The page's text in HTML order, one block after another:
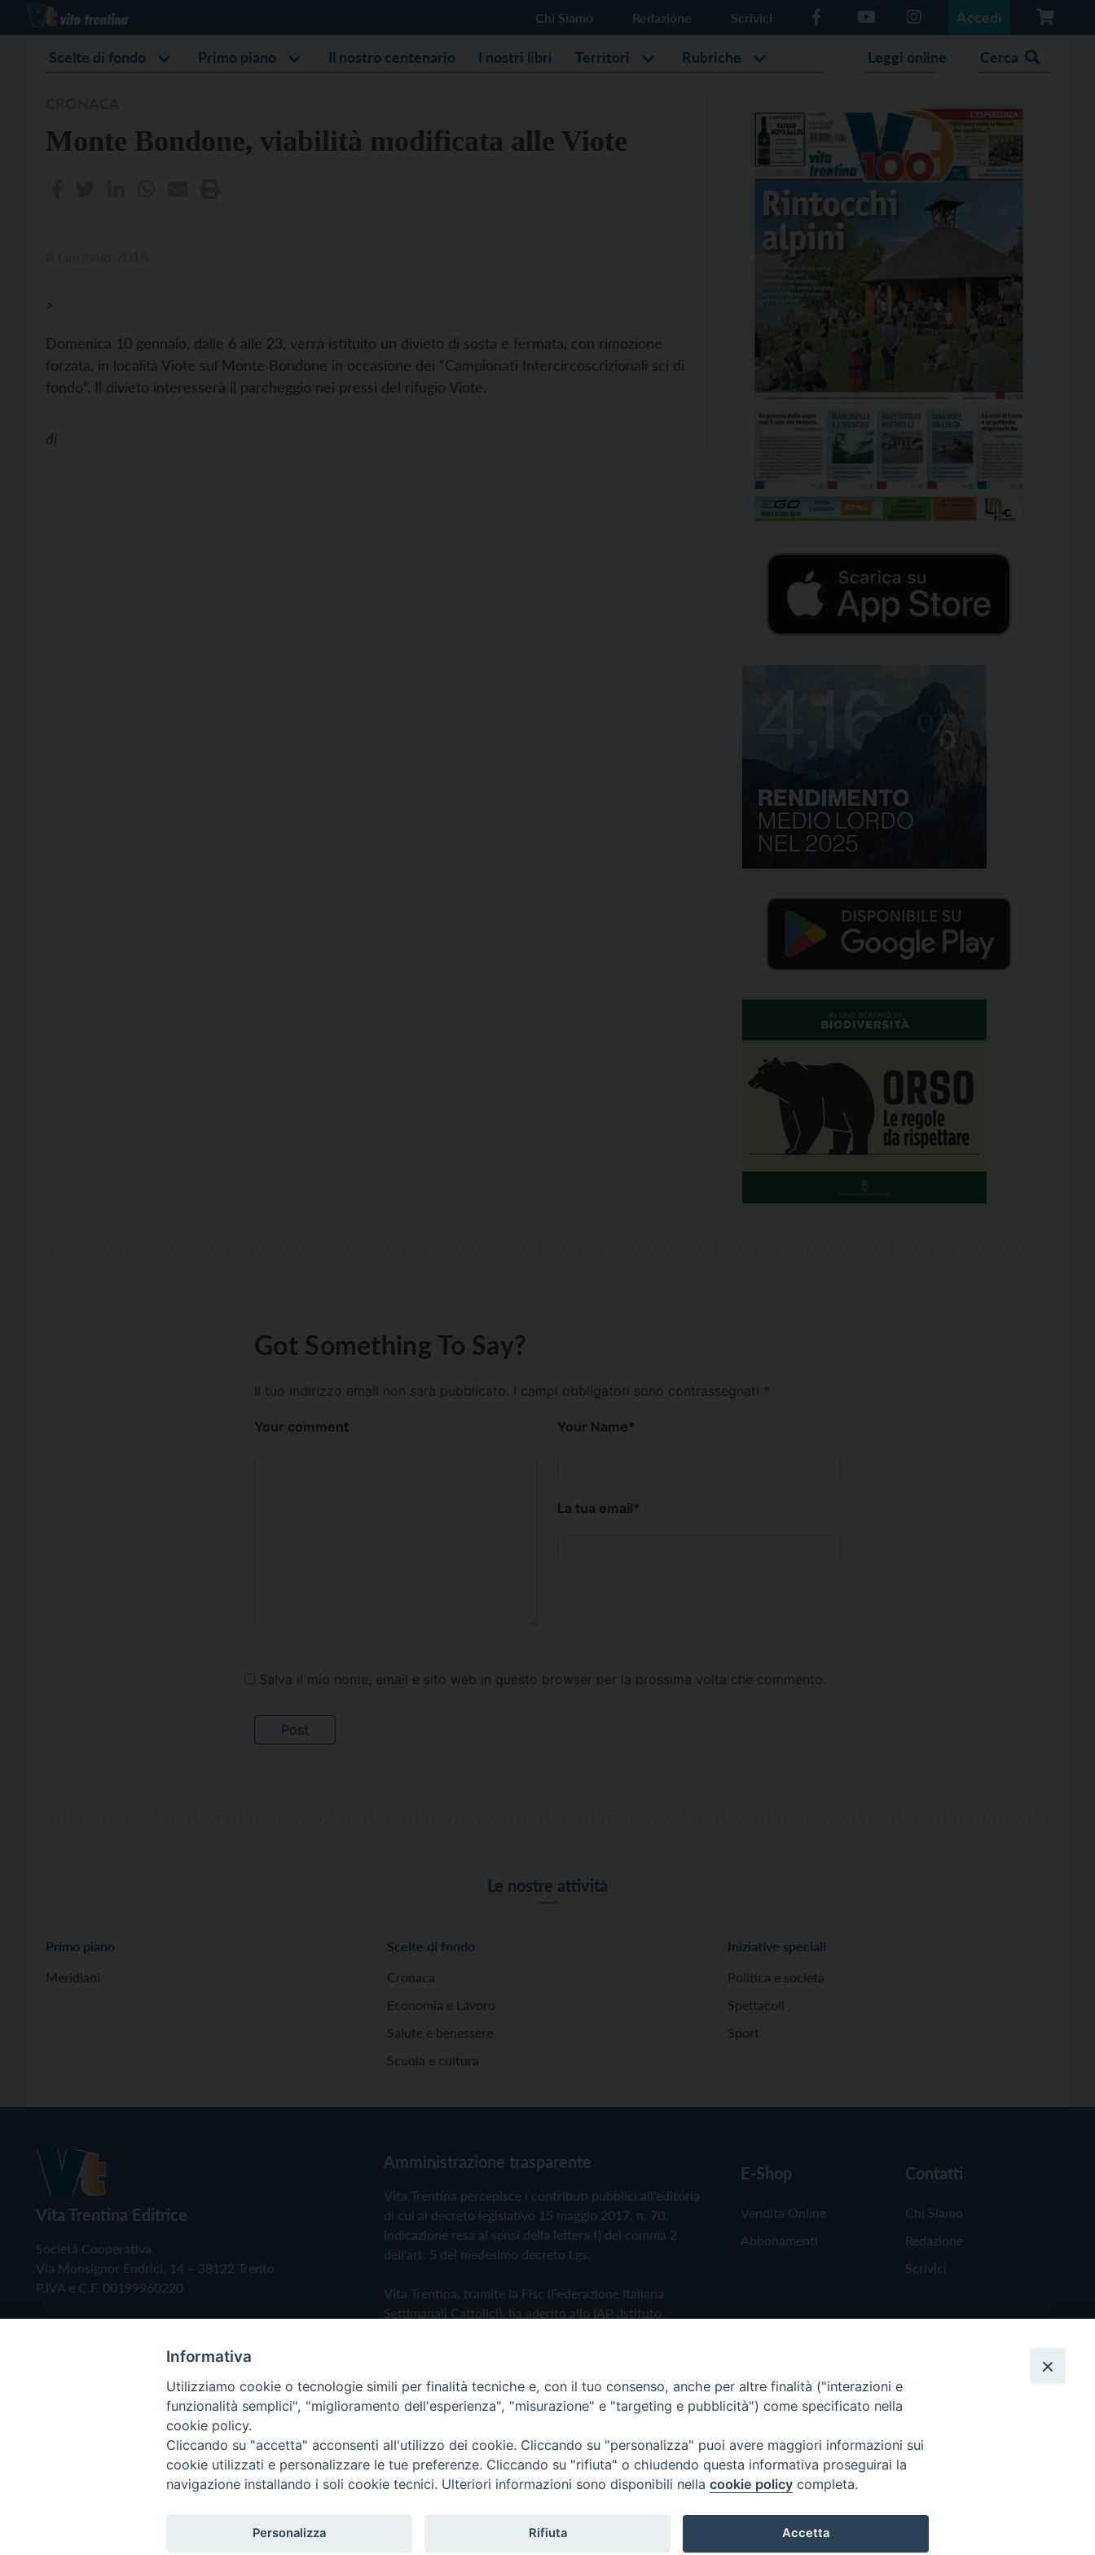
Chi Siamo Redazione Scrivici Accedi
Scelte di fondo Primo piano Il nostro centenario I nostri libri Territori Rubriche Leggi online Cerca
Monte Bondone, viabilità modificata alle Viote
>
Domenica 10 gennaio, dalle 6 alle 23, verrà istituito un divieto di sosta e fermata, con rimozione
forzata, in località Viote sul Monte Bondone in occasione dei “Campionati Intercircoscrizionali sci di
fondo”. Il divieto interesserà il parcheggio nei pressi del rifugio Viote.
di
Got Something To Say?
Il tuo indirizzo email non sarà pubblicato. I campi obbligatori sono contrassegnati *
Your comment Your Name*
La tua email*
Salva il mio nome, email e sito web in questo browser per la prossima volta che commento.
Le nostre attività
Primo piano
Meridiani
Scelte di fondo
Cronaca
Economia e Lavoro
Salute e benessere
Scuola e cultura
Iniziative speciali
Politica e società
Spettacoli
Sport
Vita Trentina Editrice
Società Cooperativa
Via Monsignor Endrici, 14 – 38122 Trento
P.IVA e C.F. 00199960220
Amministrazione trasparente
Vita Trentina percepisce i contributi pubblici all'editoria
di cui al decreto legislativo 15 maggio 2017, n. 70.
Indicazione resa ai sensi della lettera f) del comma 2
dell'art. 5 del medesimo decreto Lgs.
Vita Trentina, tramite la Fisc (Federazione Italiana
Settimanali Cattolici), ha aderito allo IAP (Istituto
Privacy Policy Cookie Policy
E-Shop
Vendita Online
Abbonamenti
Contatti
Chi Siamo
Redazione
Scrivici
Copyright © 2019 - Tutti i diritti riservati - Vita Trentina Editrice
Informativa
Utilizziamo cookie o tecnologie simili per finalità tecniche e, con il tuo consenso, anche per altre finalità ("interazioni e
funzionalità semplici", "miglioramento dell'esperienza", "misurazione" e "targeting e pubblicità") come specificato nella
cookie policy.
Cliccando su "accetta" acconsenti all'utilizzo dei cookie. Cliccando su "personalizza" puoi avere maggiori informazioni sui
cookie utilizzati e personalizzare le tue preferenze. Cliccando su "rifiuta" o chiudendo questa informativa proseguirai la
navigazione installando i soli cookie tecnici. Ulteriori informazioni sono disponibili nella cookie policy completa.
Personalizza Rifiuta Accetta